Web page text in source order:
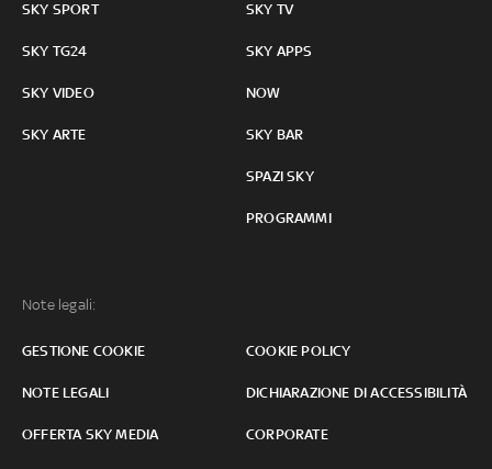
SKY SPORT
SKY TG24
SKY VIDEO
SKY ARTE
SKY TV
SKY APPS
NOW
SKY BAR
SPAZI SKY
PROGRAMMI
Note legali:
GESTIONE COOKIE COOKIE POLICY
NOTE LEGALI DICHIARAZIONE DI ACCESSIBILITÀ
OFFERTA SKY MEDIA CORPORATE